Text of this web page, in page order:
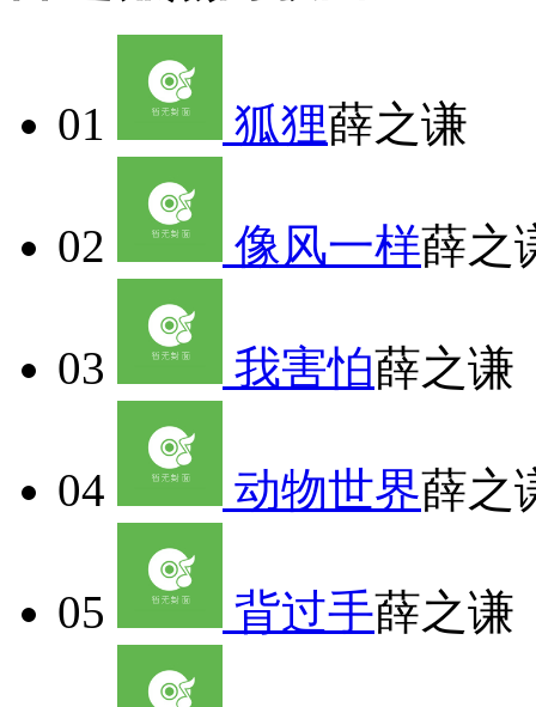
01 狐狸薛之谦
02 像风一样薛之
03 我害怕薛之谦
04 动物世界薛之
05 背过手薛之谦